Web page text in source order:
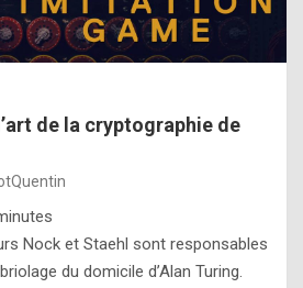
de la cryptographie de
Nock et Staehl sont responsables
du domicile d’Alan Turing.